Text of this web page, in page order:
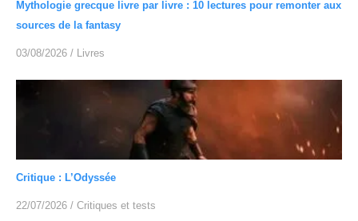
Mythologie grecque livre par livre : 10 lectures pour remonter aux
sources de la fantasy
03/08/2026 / Livres
Critique : L’Odyssée
22/07/2026 / Critiques et tests